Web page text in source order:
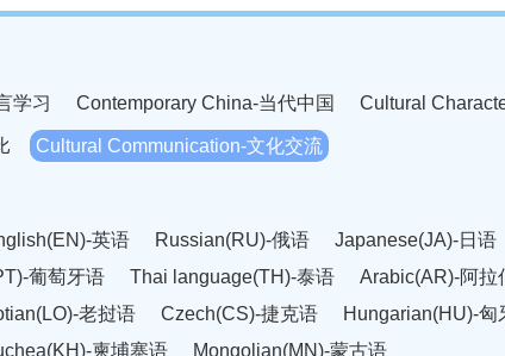
学习 Contemporary China-当代中国 Cultural
Cultural Communication-文化交流
英语 Russian(RU)-俄语 Japanese(JA)-日语
葡萄牙语 Thai language(TH)-泰语 Arabic(AR)-阿拉
老挝语 Czech(CS)-捷克语 Hungarian(HU)-匈
柬埔寨语 Mongolian(MN)-蒙古语